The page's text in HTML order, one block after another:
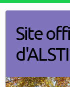
contentSite